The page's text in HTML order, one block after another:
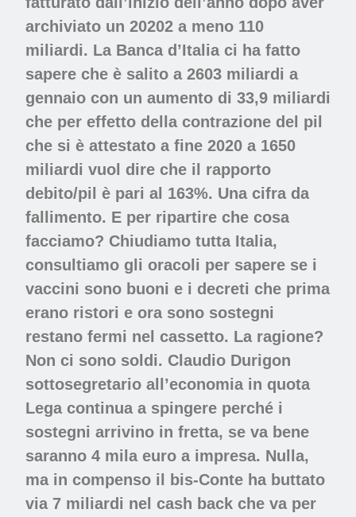
archiviato un 20202 a meno 110
miliardi. La Banca d’Italia ci ha fatto
sapere che è salito a 2603 miliardi a
gennaio con un aumento di 33,9 miliardi
che per effetto della contrazione del pil
che si è attestato a fine 2020 a 1650
miliardi vuol dire che il rapporto
debito/pil è pari al 163%. Una cifra da
fallimento. E per ripartire che cosa
facciamo? Chiudiamo tutta Italia,
consultiamo gli oracoli per sapere se i
vaccini sono buoni e i decreti che prima
erano ristori e ora sono sostegni
restano fermi nel cassetto. La ragione?
Non ci sono soldi. Claudio Durigon
sottosegretario all’economia in quota
Lega continua a spingere perché i
sostegni arrivino in fretta, se va bene
saranno 4 mila euro a impresa. Nulla,
ma in compenso il bis-Conte ha buttato
via 7 miliardi nel cash back che va per